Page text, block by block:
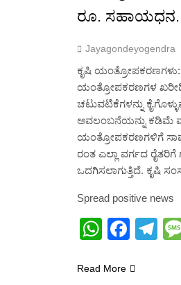
ರೂ.
Jayagondeyogendra
ಕೃಷಿ ಯಂತ್ರೋಪಕರಣಗಳು:
ಯಂತ್ರೋಪಕರಣಗಳ
ಚಟುವಟಿಕೆಗಳನ್ನು
ಅವಲಂಬನೆಯನ್ನು ಕಡಿಮೆ
ಯಂತ್ರೋಪಕರಣಗಳಿಗೆ
ರಂತ ಎಲ್ಲಾ ವರ್ಗದ
ಒದಗಿಸಲಾಗುತ್ತಿದೆ. ಕೃಷಿ
Spread positive news
Read More